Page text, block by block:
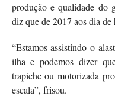
produção e qualidade do
diz que de 2017 aos dia de
“Estamos assistindo o
ilha e podemos dizer
trapiche ou motorizada
escala”, frisou.